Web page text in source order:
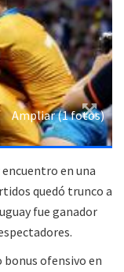
Ampliar (1 fotos)
en una
quedó trunco a
fue ganador
bonus ofensivo en